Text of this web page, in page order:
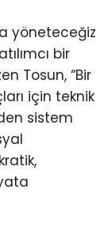
yöneteceğiz
bir
Tosun, “Bir
için teknik
sistem